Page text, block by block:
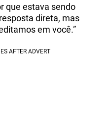
que estava sendo
direta, mas
em você.”